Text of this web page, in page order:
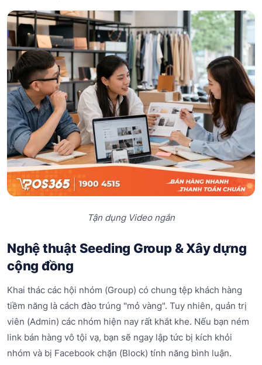
Tận dụng Video ngắn
Nghệ thuật Seeding Group & Xây dựng
cộng đồng
Khai thác các hội nhóm (Group) có chung tệp khách hàng
tiềm năng là cách đào trúng "mỏ vàng". Tuy nhiên, quản trị
viên (Admin) các nhóm hiện nay rất khắt khe. Nếu bạn ném
link bán hàng vô tội vạ, bạn sẽ ngay lập tức bị kích khỏi
nhóm và bị Facebook chặn (Block) tính năng bình luận.